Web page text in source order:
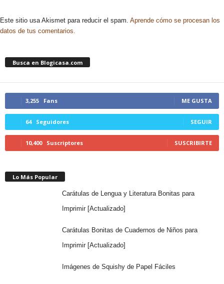
Este sitio usa Akismet para reducir el spam. Aprende cómo se procesan los
datos de tus comentarios.
Busca en Blogicasa.com
3,255 Fans ME GUSTA
64 Seguidores SEGUIR
10,400 Suscriptores SUSCRIBIRTE
Lo Más Popular
Carátulas de Lengua y Literatura Bonitas para
Imprimir [Actualizado]
Carátulas Bonitas de Cuadernos de Niños para
Imprimir [Actualizado]
Imágenes de Squishy de Papel Fáciles